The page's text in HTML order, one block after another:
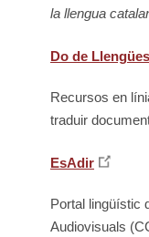
la llengua
Do de Llengües
Recursos en
traduir
EsAdir
Portal lingüístic
Audiovisuals